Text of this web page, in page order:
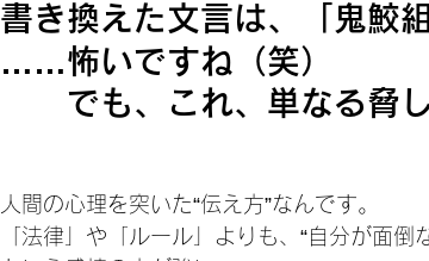
書き換えた文言は、「鬼鮫
……怖いですね（笑）
でも、これ、単なる脅
人間の心理を突いた“伝え方”なんです。
「法律」や「ルール」よりも、“自分が面倒